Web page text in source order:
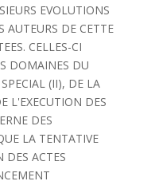
EVOLUTIONS
AUTEURS DE CETTE
CELLES-CI
DOMAINES DU
(II), DE LA
L'EXECUTION DES
DES
LA TENTATIVE
DES ACTES